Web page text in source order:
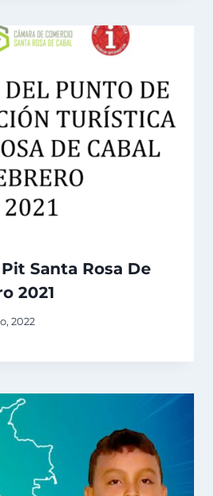
Santa Rosa De
2021
2022